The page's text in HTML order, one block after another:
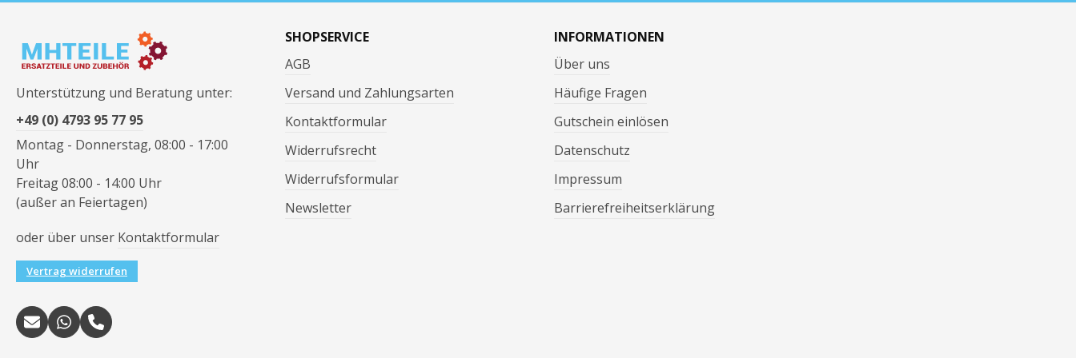
Unterstützung und Beratung unter:
+49 (0) 4793 95 77 95
Montag - Donnerstag, 08:00 - 17:00
Uhr
Freitag 08:00 - 14:00 Uhr
(außer an Feiertagen)
oder über unser Kontaktformular
Vertrag widerrufen
SHOPSERVICE
AGB
Versand und Zahlungsarten
Kontaktformular
Widerrufsrecht
Widerrufsformular
Newsletter
INFORMATIONEN
Über uns
Häufige Fragen
Gutschein einlösen
Datenschutz
Impressum
Barrierefreiheitserklärung